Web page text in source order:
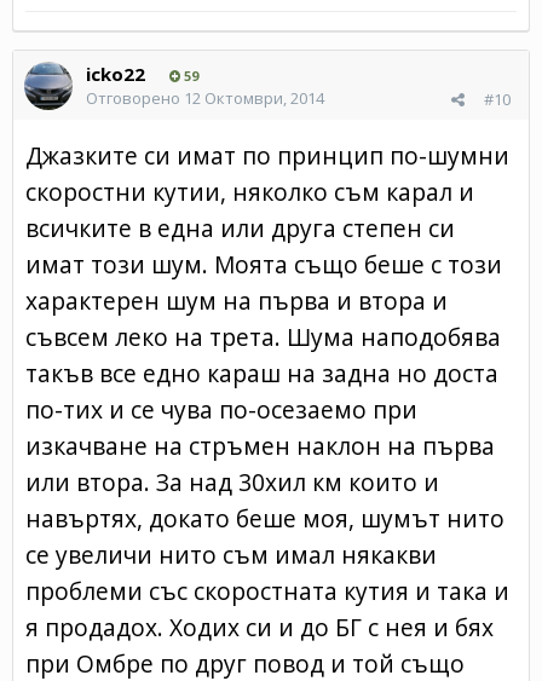
icko22 59
#10
Отговорено 12 Октомври, 2014
Джазките си имат по принцип по-шумни
скоростни кутии, няколко съм карал и
всичките в една или друга степен си
имат този шум. Моята също беше с този
характерен шум на първа и втора и
съвсем леко на трета. Шума наподобява
такъв все едно караш на задна но доста
по-тих и се чува по-осезаемо при
изкачване на стръмен наклон на първа
или втора. За над 30хил км които и
навъртях, докато беше моя, шумът нито
се увеличи нито съм имал някакви
проблеми със скоростната кутия и така и
я продадох. Ходих си и до БГ с нея и бях
при Омбре по друг повод и той също